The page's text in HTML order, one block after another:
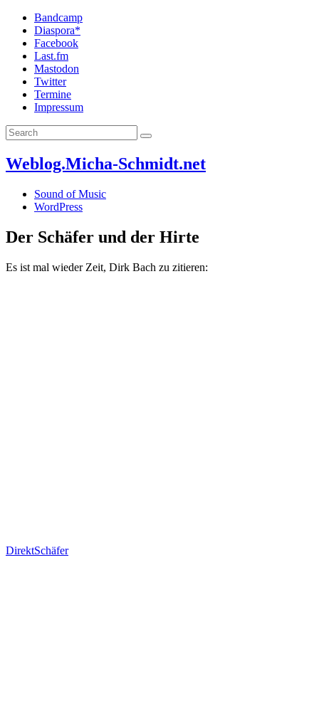
Bandcamp
Diaspora*
Facebook
Last.fm
Mastodon
Twitter
Termine
Impressum
Weblog.Micha-Schmidt.net
Sound of Music
WordPress
Der Schäfer und der Hirte
Es ist mal wieder Zeit, Dirk Bach zu zitieren:
DirektSchäfer